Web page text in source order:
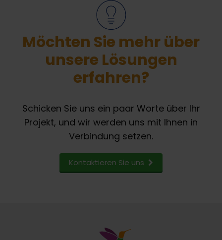
Möchten Sie mehr über
unsere Lösungen
erfahren?
Schicken Sie uns ein paar Worte über Ihr
Projekt, und wir werden uns mit Ihnen in
Verbindung setzen.
Kontaktieren Sie uns